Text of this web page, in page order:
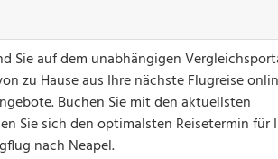
Sie auf dem unabhängigen
zu Hause aus Ihre nächste Flugreise
Buchen Sie mit den aktuellsten
Sie sich den optimalsten Reisetermin für
nach Neapel.